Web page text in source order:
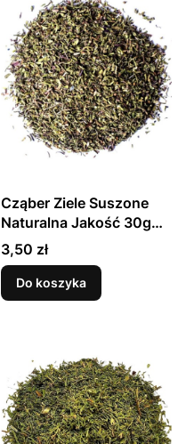
Cząber Ziele Suszone
Naturalna Jakość 30g
SKWORCU
Cena
3,50 zł
Do koszyka